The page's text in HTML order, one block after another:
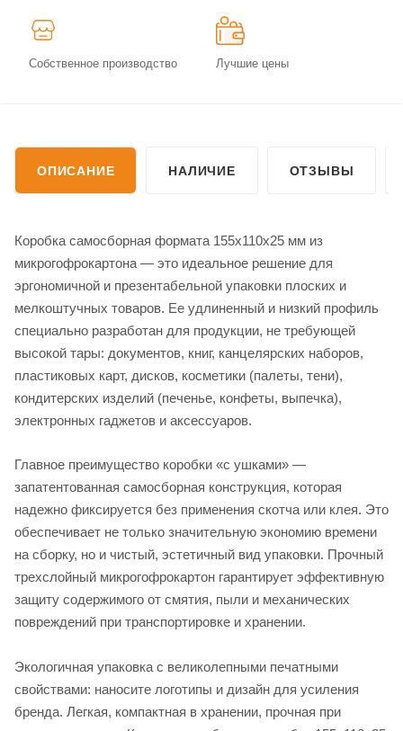
Собственное производство Лучшие цены
ОПИСАНИЕ НАЛИЧИЕ ОТЗЫВЫ
Коробка самосборная формата 155х110х25 мм из
микрогофрокартона — это идеальное решение для
эргономичной и презентабельной упаковки плоских и
мелкоштучных товаров. Ее удлиненный и низкий профиль
специально разработан для продукции, не требующей
высокой тары: документов, книг, канцелярских наборов,
пластиковых карт, дисков, косметики (палеты, тени),
кондитерских изделий (печенье, конфеты, выпечка),
электронных гаджетов и аксессуаров.
Главное преимущество коробки «с ушками» —
запатентованная самосборная конструкция, которая
надежно фиксируется без применения скотча или клея. Это
обеспечивает не только значительную экономию времени
на сборку, но и чистый, эстетичный вид упаковки. Прочный
трехслойный микрогофрокартон гарантирует эффективную
защиту содержимого от смятия, пыли и механических
повреждений при транспортировке и хранении.
Экологичная упаковка с великолепными печатными
свойствами: наносите логотипы и дизайн для усиления
бренда. Легкая, компактная в хранении, прочная при